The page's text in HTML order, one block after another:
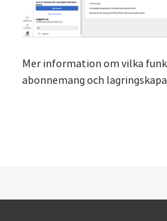
Mer information om vilka
abonnemang och